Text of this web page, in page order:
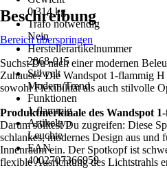
0,314 kg
Trafo notwendig
Nein
Herstellerartikelnummer
2868-015
Stilwelt
Modern/Trend
Funktionen
1-flammig
Artikeltyp
Leuchte
EAN
4002707366959
Beschreibung
Bereich überspringen
Suchst Du nach einer modernen
Zuhause? Die Wandspot 1-flammig
sowohl Flexibilität als auch stilvolle
Produktmerkmale des Wandspot
Darum solltest Du zugreifen: Diese
schlankes, modernes Design aus und
Innenraum ein. Der Spotkopf ist
flexible Ausrichtung des Lichtstrahls